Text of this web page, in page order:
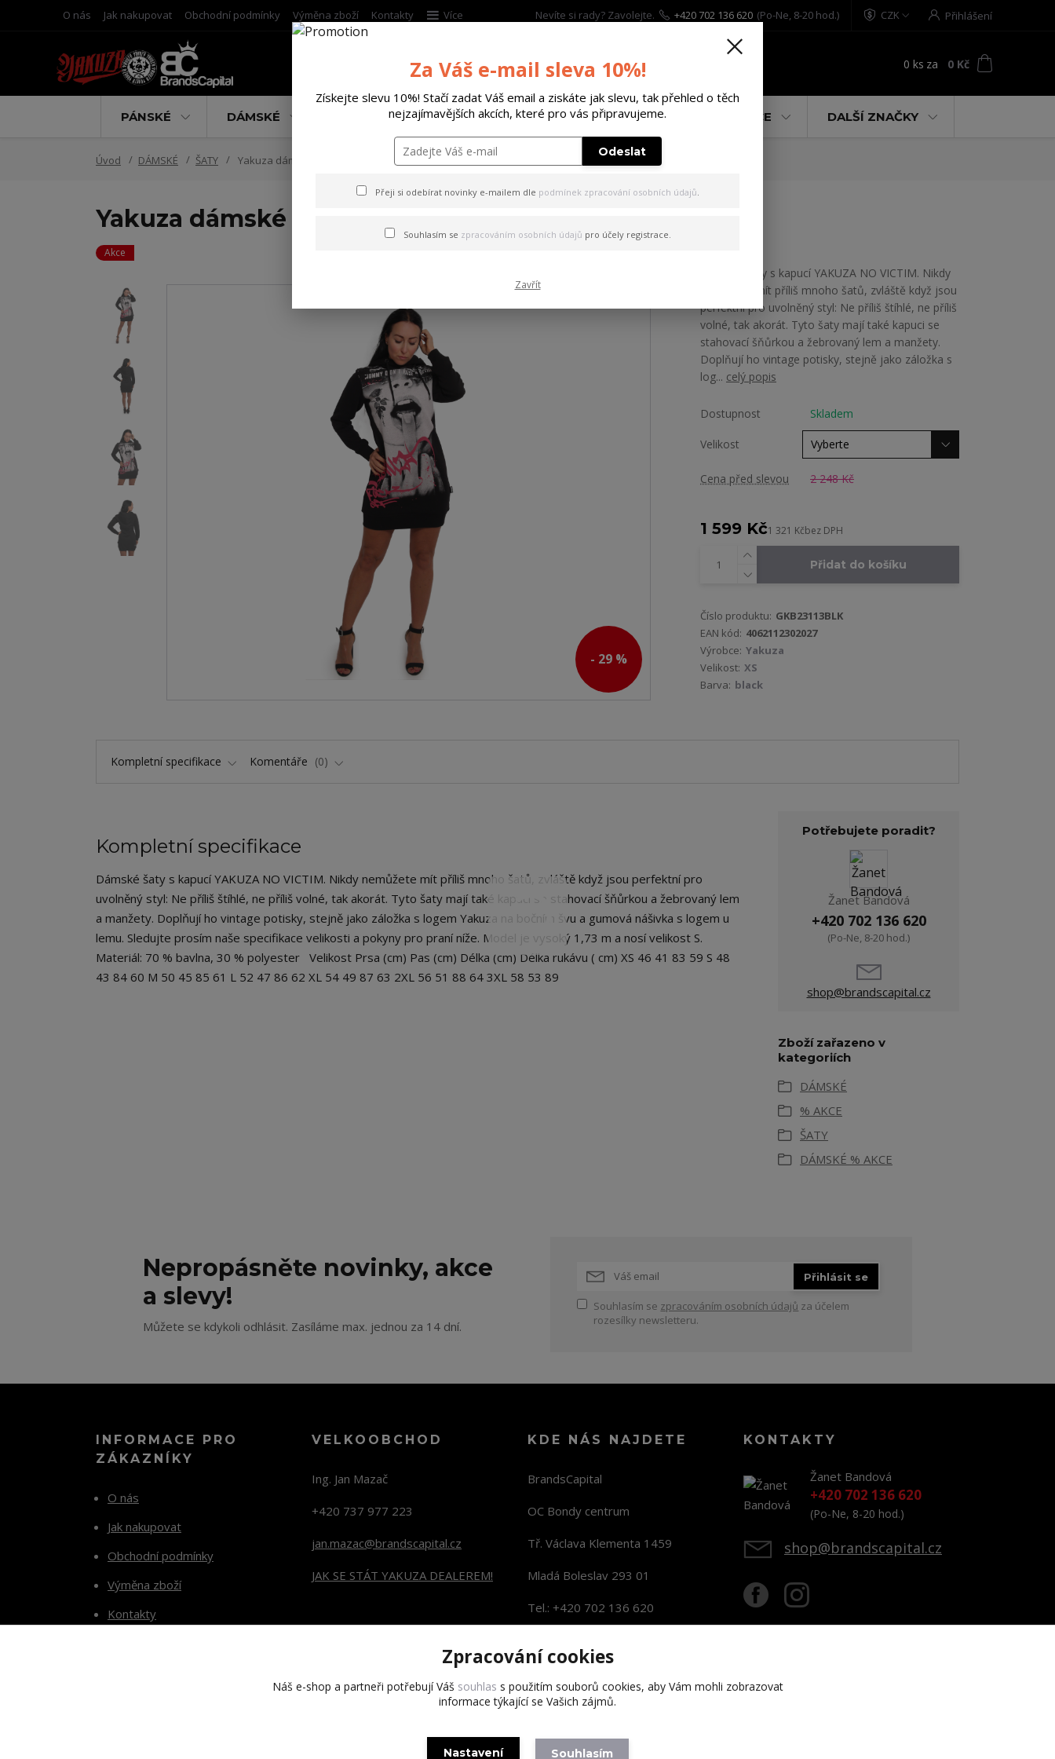
O nás Jak nakupovat Obchodní podmínky Výměna zboží Kontakty Více CZK Přihlášení
Nevíte si rady? Zavolejte. +420 702 136 620 (Po-Ne, 8-20 hod.)
0 ks za 0 Kč
PÁNSKÉ DÁMSKÉ DOPLŇKY DÁRKOVÉ POUKAZY % AKCE DALŠÍ ZNAČKY
Úvod DÁMSKÉ ŠATY Yakuza dámské šaty No Victim Sweat Dress
Yakuza dámské šaty No Victim Sweat Dress
Akce
- 29 %
Dámské šaty s kapucí YAKUZA NO VICTIM. Nikdy
nemůžete mít příliš mnoho šatů, zvláště když jsou
perfektní pro uvolněný styl: Ne příliš štíhlé, ne příliš
volné, tak akorát. Tyto šaty mají také kapuci se
stahovací šňůrkou a žebrovaný lem a manžety.
Doplňují ho vintage potisky, stejně jako záložka s
log... celý popis
Dostupnost Skladem
Velikost
Cena před slevou 2 248 Kč
1 599 Kč1 321 Kčbez DPH
Přidat do košíku
Číslo produktu: GKB23113BLK
EAN kód: 4062112302027
Výrobce: Yakuza
Velikost: XS
Barva: black
Kompletní specifikace Komentáře 0
Kompletní specifikace
Dámské šaty s kapucí YAKUZA NO VICTIM. Nikdy nemůžete mít příliš mnoho šatů, zvláště když jsou perfektní pro
uvolněný styl: Ne příliš štíhlé, ne příliš volné, tak akorát. Tyto šaty mají také kapuci se stahovací šňůrkou a žebrovaný lem
a manžety. Doplňují ho vintage potisky, stejně jako záložka s logem Yakuza na bočním švu a gumová nášivka s logem u
lemu. Sledujte prosím naše specifikace velikosti a pokyny pro praní níže. Model je vysoký 1,73 m a nosí velikost S.
Materiál: 70 % bavlna, 30 % polyester Velikost Prsa (cm) Pas (cm) Délka (cm) Délka rukávu ( cm) XS 46 41 83 59 S 48
43 84 60 M 50 45 85 61 L 52 47 86 62 XL 54 49 87 63 2XL 56 51 88 64 3XL 58 53 89
Potřebujete poradit?
Žanet Bandová
+420 702 136 620
(Po-Ne, 8-20 hod.)
shop@brandscapital.cz
Zboží zařazeno v
kategoriích
DÁMSKÉ
% AKCE
ŠATY
DÁMSKÉ % AKCE
Nepropásněte novinky, akce
a slevy!
Můžete se kdykoli odhlásit. Zasíláme max. jednou za 14 dní.
Přihlásit se
Souhlasím se zpracováním osobních údajů za účelem
rozesílky newsletteru.
INFORMACE PRO
ZÁKAZNÍKY
O nás
Jak nakupovat
Obchodní podmínky
Výměna zboží
Kontakty
VELKOOBCHOD
Ing. Jan Mazač
+420 737 977 223
jan.mazac@brandscapital.cz
JAK SE STÁT YAKUZA DEALEREM!
KDE NÁS NAJDETE
BrandsCapital
OC Bondy centrum
Tř. Václava Klementa 1459
Mladá Boleslav 293 01
Tel.: +420 702 136 620
KONTAKTY
Žanet Bandová
+420 702 136 620
(Po-Ne, 8-20 hod.)
shop@brandscapital.cz
Copyright 2020 BrandsCapital s.r.o.
Za Váš e-mail sleva 10%!
Získejte slevu 10%! Stačí zadat Váš email a ziskáte jak slevu, tak přehled o těch
nejzajímavějších akcích, které pro vás připravujeme.
Odeslat
Přeji si odebírat novinky e-mailem dle podmínek zpracování osobních údajů.
Souhlasím se zpracováním osobních údajů pro účely registrace.
Zavřít
Zpracování cookies
Náš e-shop a partneři potřebují Váš souhlas s použitím souborů cookies, aby Vám mohli zobrazovat
informace týkající se Vašich zájmů.
Nastavení Souhlasím